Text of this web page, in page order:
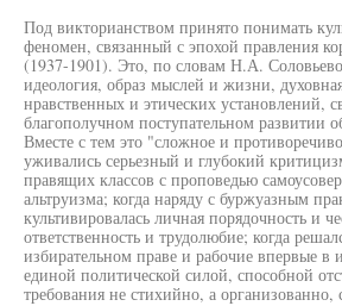
Под викторианством принято понимать
феномен, связанный с эпохой правления
(1937-1901). Это, по словам Н.А.
идеология, образ мыслей и жизни,
нравственных и этических установлений,
благополучном поступательном развитии
Вместе с тем это "сложное и
уживались серьезный и глубокий
правящих классов с проповедью
альтруизма; когда наряду с буржуазным
культивировалась личная порядочность и
ответственность и трудолюбие; когда
избирательном праве и рабочие впервые в
единой политической силой, способной
требования не стихийно, а организованно,